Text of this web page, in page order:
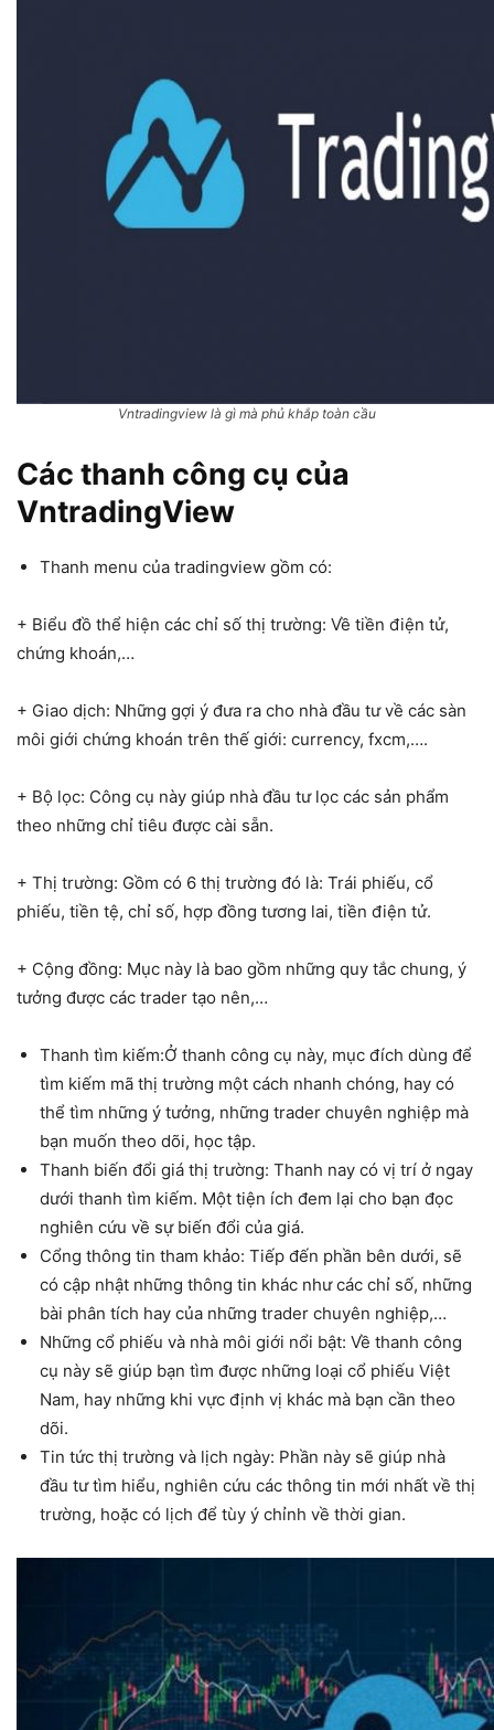
Vntradingview là gì mà phủ khắp toàn cầu
Các thanh công cụ của
VntradingView
Thanh menu của tradingview gồm có:
+ Biểu đồ thể hiện các chỉ số thị trường: Về tiền điện tử,
chứng khoán,…
+ Giao dịch: Những gợi ý đưa ra cho nhà đầu tư về các sàn
môi giới chứng khoán trên thế giới: currency, fxcm,….
+ Bộ lọc: Công cụ này giúp nhà đầu tư lọc các sản phẩm
theo những chỉ tiêu được cài sẵn.
+ Thị trường: Gồm có 6 thị trường đó là: Trái phiếu, cổ
phiếu, tiền tệ, chỉ số, hợp đồng tương lai, tiền điện tử.
+ Cộng đồng: Mục này là bao gồm những quy tắc chung, ý
tưởng được các trader tạo nên,…
Thanh tìm kiếm:Ở thanh công cụ này, mục đích dùng để
tìm kiếm mã thị trường một cách nhanh chóng, hay có
thể tìm những ý tưởng, những trader chuyên nghiệp mà
bạn muốn theo dõi, học tập.
Thanh biến đổi giá thị trường: Thanh nay có vị trí ở ngay
dưới thanh tìm kiếm. Một tiện ích đem lại cho bạn đọc
nghiên cứu về sự biến đổi của giá.
Cổng thông tin tham khảo: Tiếp đến phần bên dưới, sẽ
có cập nhật những thông tin khác như các chỉ số, những
bài phân tích hay của những trader chuyên nghiệp,…
Những cổ phiếu và nhà môi giới nổi bật: Về thanh công
cụ này sẽ giúp bạn tìm được những loại cổ phiếu Việt
Nam, hay những khi vực định vị khác mà bạn cần theo
dõi.
Tin tức thị trường và lịch ngày: Phần này sẽ giúp nhà
đầu tư tìm hiểu, nghiên cứu các thông tin mới nhất về thị
trường, hoặc có lịch để tùy ý chỉnh về thời gian.